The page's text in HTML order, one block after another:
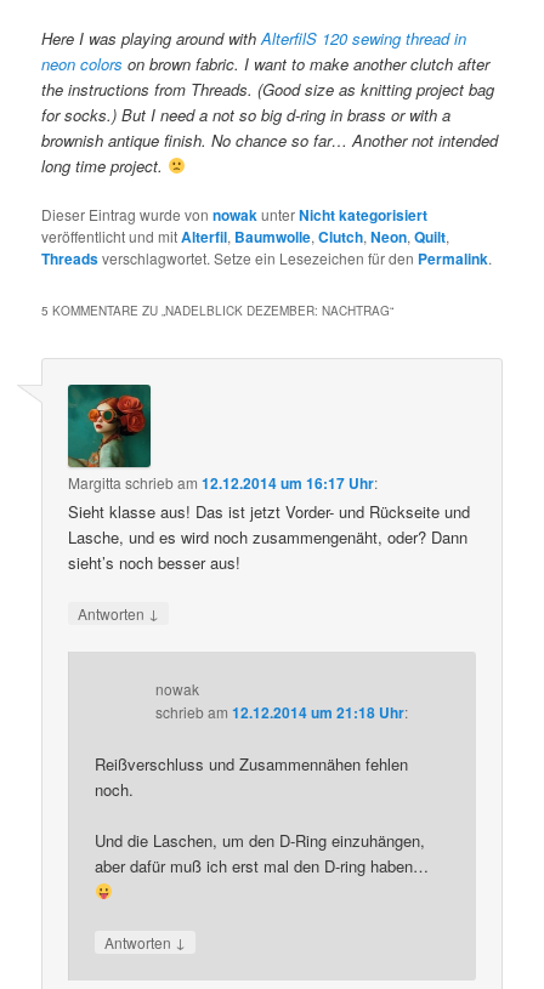
Here I was playing around withAlterfilS 120 sewing thread in
neon colorson brown fabric. I want to make another clutch after
the instructions from Threads. (Good size as knitting project bag
for socks.) But I need a not so big d-ring in brass or with a
brownish antique finish. No chance so far… Another not intended
long time project.
Dieser Eintrag wurde vonnowakunterNicht kategorisiert
veröffentlicht und mitAlterfil, Baumwolle,Clutch,Neon,Quilt,
Threadsverschlagwortet. Setze ein Lesezeichen für den Permalink.
5 KOMMENTARE ZU „NADELBLICK DEZEMBER: NACHTRAG“
Margitta schriebam12.12.2014 um 16:17 Uhr:
Sieht klasse aus! Das ist jetzt Vorder- und Rückseite und
Lasche, und es wird noch zusammengenäht, oder? Dann
sieht’s noch besser aus!
Antworten ↓
nowak
schriebam12.12.2014 um 21:18 Uhr:
Reißverschluss und Zusammennähen fehlen
noch.
Und die Laschen, um den D-Ring einzuhängen,
aber dafür muß ich erst mal den D-ring haben…
Antworten ↓